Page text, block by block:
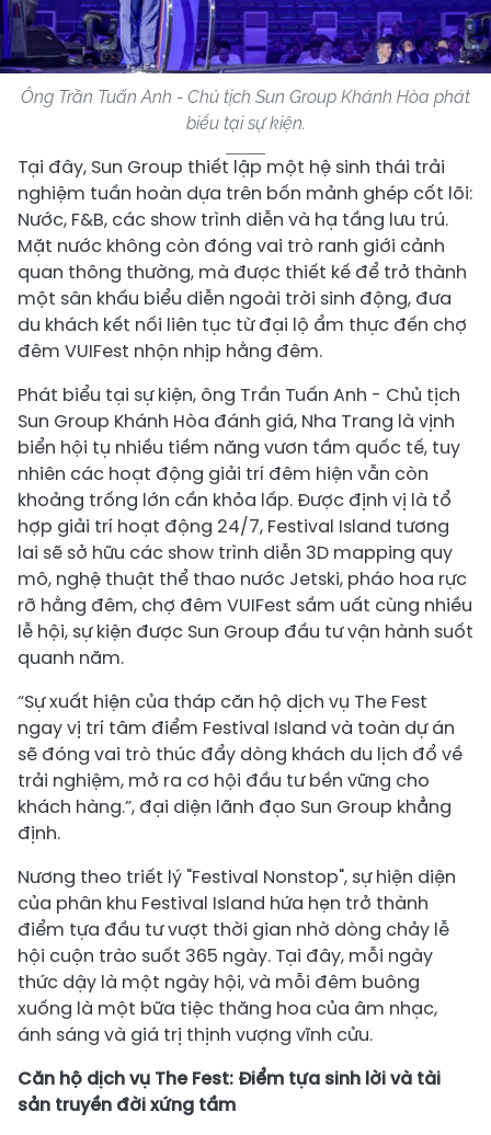
Ông Trần Tuấn Anh - Chủ tịch Sun Group Khánh Hòa phát
biểu tại sự kiện.
Tại đây, Sun Group thiết lập một hệ sinh thái trải
nghiệm tuần hoàn dựa trên bốn mảnh ghép cốt lõi:
Nước, F&B, các show trình diễn và hạ tầng lưu trú.
Mặt nước không còn đóng vai trò ranh giới cảnh
quan thông thường, mà được thiết kế để trở thành
một sân khấu biểu diễn ngoài trời sinh động, đưa
du khách kết nối liên tục từ đại lộ ẩm thực đến chợ
đêm VUIFest nhộn nhịp hằng đêm.
Phát biểu tại sự kiện, ông Trần Tuấn Anh - Chủ tịch
Sun Group Khánh Hòa đánh giá, Nha Trang là vịnh
biển hội tụ nhiều tiềm năng vươn tầm quốc tế, tuy
nhiên các hoạt động giải trí đêm hiện vẫn còn
khoảng trống lớn cần khỏa lấp. Được định vị là tổ
hợp giải trí hoạt động 24/7, Festival Island tương
lai sẽ sở hữu các show trình diễn 3D mapping quy
mô, nghệ thuật thể thao nước Jetski, pháo hoa rực
rỡ hằng đêm, chợ đêm VUIFest sầm uất cùng nhiều
lễ hội, sự kiện được Sun Group đầu tư vận hành suốt
quanh năm.
“Sự xuất hiện của tháp căn hộ dịch vụ The Fest
ngay vị trí tâm điểm Festival Island và toàn dự án
sẽ đóng vai trò thúc đẩy dòng khách du lịch đổ về
trải nghiệm, mở ra cơ hội đầu tư bền vững cho
khách hàng.”, đại diện lãnh đạo Sun Group khẳng
định.
Nương theo triết lý "Festival Nonstop", sự hiện diện
của phân khu Festival Island hứa hẹn trở thành
điểm tựa đầu tư vượt thời gian nhờ dòng chảy lễ
hội cuộn trào suốt 365 ngày. Tại đây, mỗi ngày
thức dậy là một ngày hội, và mỗi đêm buông
xuống là một bữa tiệc thăng hoa của âm nhạc,
ánh sáng và giá trị thịnh vượng vĩnh cửu.
Căn hộ dịch vụ The Fest: Điểm tựa sinh lời và tài
sản truyền đời xứng tầm